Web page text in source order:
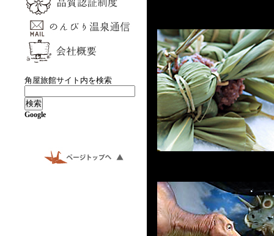
角屋旅館サイト内を検索
Google